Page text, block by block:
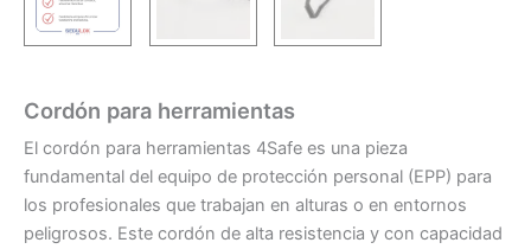
Cordón para herramientas
El cordón para herramientas 4Safe es una pieza
fundamental del equipo de protección personal (EPP) para
los profesionales que trabajan en alturas o en entornos
peligrosos. Este cordón de alta resistencia y con capacidad